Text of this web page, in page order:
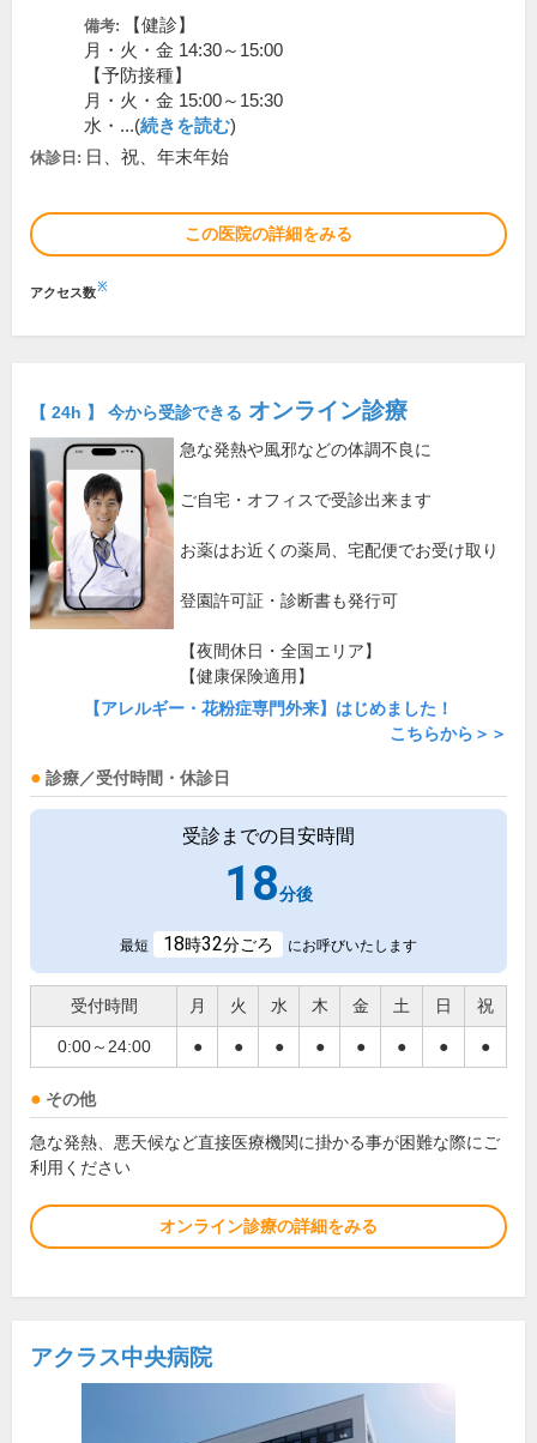
備考:
【健診】
月・火・金 14:30～15:00
【予防接種】
月・火・金 15:00～15:30
水・...(続きを読む)
休診日: 日、祝、年末年始
この医院の詳細をみる
アクセス数※
【 24h 】 今から受診できる オンライン診療
急な発熱や風邪などの体調不良に
ご自宅・オフィスで受診出来ます
お薬はお近くの薬局、宅配便でお受け取り
登園許可証・診断書も発行可
【夜間休日・全国エリア】
【健康保険適用】
【アレルギー・花粉症専門外来】はじめました！
こちらから＞＞
診療／受付時間・休診日
受診までの目安時間
18分後
最短 18時32分ごろ にお呼びいたします
受付時間 月 火 水 木 金 土 日 祝
0:00～24:00 ● ● ● ● ● ● ● ●
その他
急な発熱、悪天候など直接医療機関に掛かる事が困難な際にご
利用ください
オンライン診療の詳細をみる
アクラス中央病院